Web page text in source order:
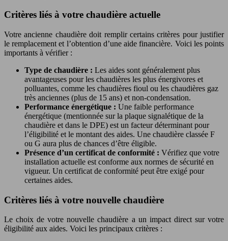
Critères liés à votre chaudière actuelle
Votre ancienne chaudière doit remplir certains critères pour justifier
le remplacement et l’obtention d’une aide financière. Voici les points
importants à vérifier :
Type de chaudière : Les aides sont généralement plus
avantageuses pour les chaudières les plus énergivores et
polluantes, comme les chaudières fioul ou les chaudières gaz
très anciennes (plus de 15 ans) et non-condensation.
Performance énergétique : Une faible performance
énergétique (mentionnée sur la plaque signalétique de la
chaudière et dans le DPE) est un facteur déterminant pour
l’éligibilité et le montant des aides. Une chaudière classée F
ou G aura plus de chances d’être éligible.
Présence d’un certificat de conformité : Vérifiez que votre
installation actuelle est conforme aux normes de sécurité en
vigueur. Un certificat de conformité peut être exigé pour
certaines aides.
Critères liés à votre nouvelle chaudière
Le choix de votre nouvelle chaudière a un impact direct sur votre
éligibilité aux aides. Voici les principaux critères :